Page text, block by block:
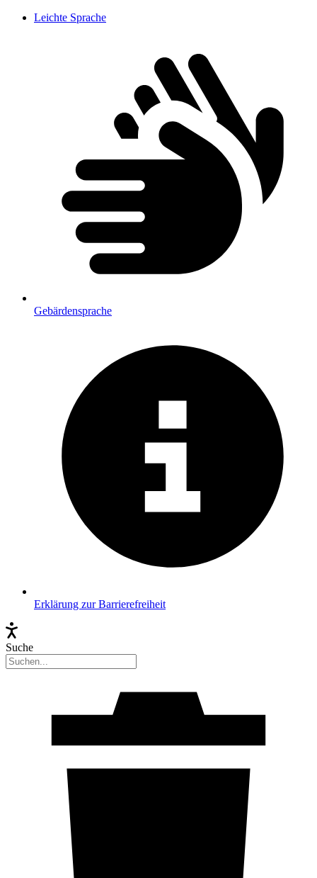
Leichte Sprache
Gebärdensprache
Erklärung zur Barrierefreiheit
Suche